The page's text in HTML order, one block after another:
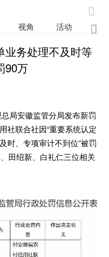

视角 活动 业

业务处理不及时等
90万
局安徽监管分局发布新罚
社联合社因“重要系统认定
时、专项审计不到位”被罚
田绍新、白礼仁三位相关